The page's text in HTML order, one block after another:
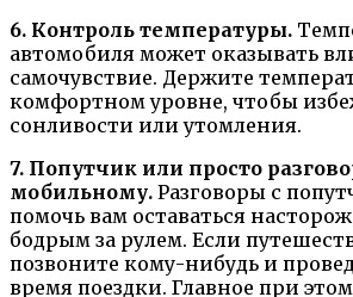
6. Контроль температуры.
автомобиля может оказывать
самочувствие. Держите
комфортном уровне, чтобы
сонливости или утомления.
7. Попутчик или просто
мобильному. Разговоры с
помочь вам оставаться
бодрым за рулем. Если
позвоните кому-нибудь и
время поездки. Главное при